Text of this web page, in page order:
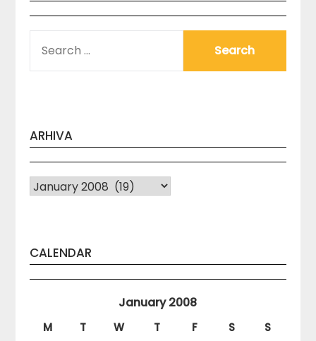
FOR:
ARHIVA
Arhiva
CALENDAR
January 2008
M T W T F S
S